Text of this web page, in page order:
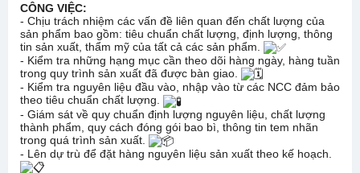
CÔNG VIỆC:
- Chịu trách nhiệm các vấn đề liên quan đến chất lượng của
sản phẩm bao gồm: tiêu chuẩn chất lượng, định lượng, thông
tin sản xuất, thẩm mỹ của tất cả các sản phẩm.
- Kiểm tra những hạng mục cần theo dõi hàng ngày, hàng tuần
trong quy trình sản xuất đã được bàn giao.
- Kiểm tra nguyên liệu đầu vào, nhập vào từ các NCC đảm bảo
theo tiêu chuẩn chất lượng.
- Giám sát về quy chuẩn định lượng nguyên liệu, chất lượng
thành phẩm, quy cách đóng gói bao bì, thông tin tem nhãn
trong quá trình sản xuất.
- Lên dự trù để đặt hàng nguyên liệu sản xuất theo kế hoạch.